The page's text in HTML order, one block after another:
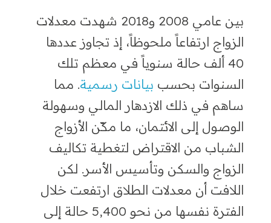
بين عامي 2008 و2018 شهدت معدلات
الزواج ارتفاعاً ملحوظاً، إذ تجاوز عددها
40 ألف حالة سنوياً في معظم تلك
السنوات بحسببيانات رسمية. مما
ساهم في ذلك الازدهار المالي وسهولة
الوصول إلى الائتمان، ما مكّن الأزواج
الشباب من الاقتراض لتغطية تكاليف
الزواج والسكن وتأسيس الأسر. لكن
اللافت أن معدلات الطلاق ارتفعت خلال
الفترة نفسها من نحو 5,400 حالة إلى